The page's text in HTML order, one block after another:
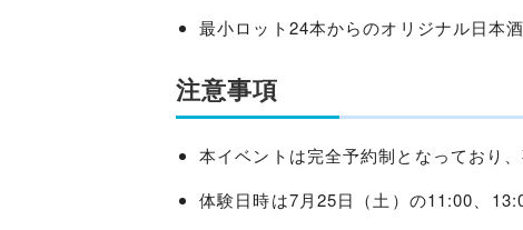
最小ロット24本からのオリジナル日本
注意事項
本イベントは完全予約制となっており
体験日時は7月25日（土）の11:00、